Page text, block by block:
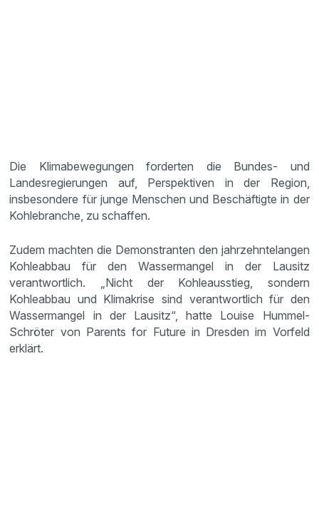
Die Klimabewegungen forderten die Bundes- und
Landesregierungen auf, Perspektiven in der Region,
insbesondere für junge Menschen und Beschäftigte in der
Kohlebranche, zu schaffen.
Zudem machten die Demonstranten den jahrzehntelangen
Kohleabbau für den Wassermangel in der Lausitz
verantwortlich. „Nicht der Kohleausstieg, sondern
Kohleabbau und Klimakrise sind verantwortlich für den
Wassermangel in der Lausitz“, hatte Louise Hummel-
Schröter von Parents for Future in Dresden im Vorfeld
erklärt.